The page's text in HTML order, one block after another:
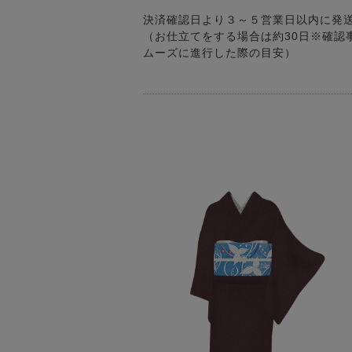
決済確認日より３～５営業日以内に発
（お仕立てをする場合は約30日※確認
ムーズに進行した際の目安）